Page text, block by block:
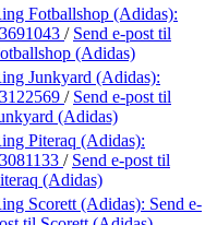
Fotballshop (Adidas):
/ Send e-post til
(Adidas)
Junkyard (Adidas):
/ Send e-post til
(Adidas)
Piteraq (Adidas):
/ Send e-post til
(Adidas)
Scorett (Adidas): Send e-